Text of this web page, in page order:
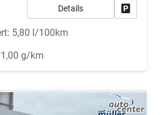
Details
5,80 l/100km
g/km